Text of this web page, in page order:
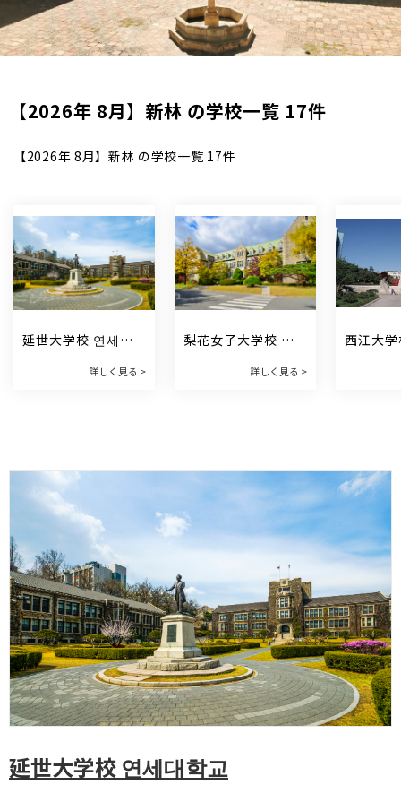
【2026年 8月】新林 の学校一覧 17件
【2026年 8月】新林 の学校一覧 17件
延世大学校 연세대
詳しく見る >
梨花女子大学校 이
詳しく見る >
西江大
延世大学校 연세대학교